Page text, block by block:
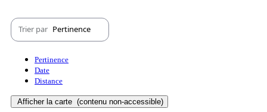
Trier par Pertinence
Pertinence
Date
Distance
Afficher la carte (contenu non-accessible)